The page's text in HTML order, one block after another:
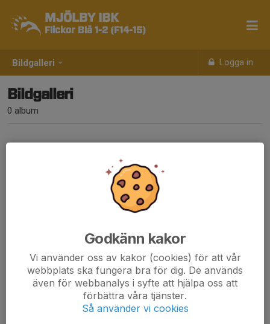
Bildgalleri Logga in
MJÖLBY IBK
Flickor Blå 1-2 (F14-15)
Bildgalleri
0 album
Inga album skapade
Godkänn kakor
Vi använder oss av kakor (cookies) för att vår
webbplats ska fungera bra för dig. De används
även för webbanalys i syfte att hjälpa oss att
förbättra våra tjänster.
Så använder vi cookies